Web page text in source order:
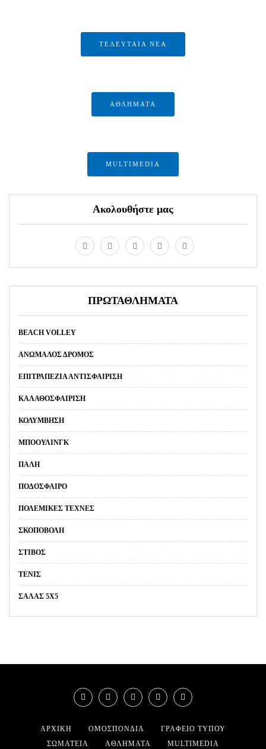
ΤΕΛΕΥΤΑΙΑ ΝΕΑ
ΑΘΛΗΜΑΤΑ
MULTIMEDIA
Ακολουθήστε μας
ΠΡΩΤΑΘΛΗΜΑΤΑ
BEACH VOLLEY
ΑΝΏΜΑΛΟΣ ΔΡΌΜΟΣ
ΕΠΙΤΡΑΠΈΖΙΑ ΑΝΤΙΣΦΑΊΡΙΣΗ
ΚΑΛΑΘΟΣΦΑΊΡΙΣΗ
ΚΟΛΎΜΒΗΣΗ
ΜΠΌΟΥΛΙΝΓΚ
ΠΆΛΗ
ΠΟΔΌΣΦΑΙΡΟ
ΠΟΛΕΜΙΚΈΣ ΤΈΧΝΕΣ
ΣΚΟΠΟΒΟΛΉ
ΣΤΊΒΟΣ
ΤΈΝΙΣ
ΣΑΛΑΣ 5Χ5
ΑΡΧΙΚΉ ΟΜΟΣΠΟΝΔΊΑ
ΓΡΑΦΕΊΟ ΤΎΠΟΥ
ΣΩΜΑΤΕΊΑ
ΑΘΛΉΜΑΤΑ MULTIMEDIA